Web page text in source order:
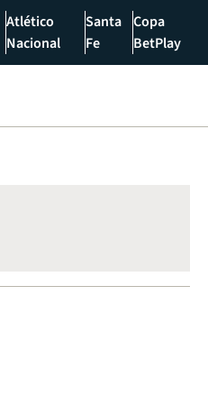
Atlético
Nacional
Santa
Fe
Copa
BetPlay